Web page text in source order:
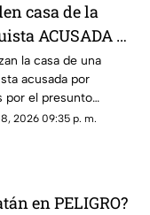
casa de la
ACUSADA de
animal en
de Agua; así
la vivienda
la casa de una
acusada por
por el presunto
de mascotas
2026 09:35 p. m.
en PELIGRO?